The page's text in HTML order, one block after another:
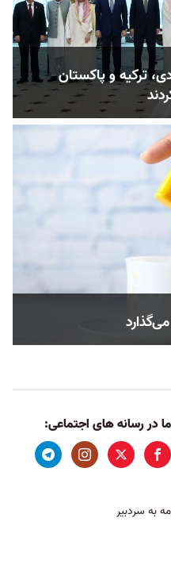
ترکیه و پاکستان
ما در رسانه های اجتماعی:
به سردبیر